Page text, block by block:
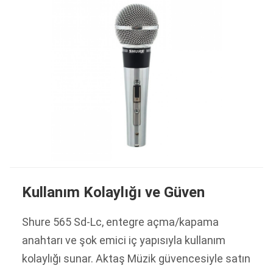
Kullanım Kolaylığı ve Güven
Shure 565 Sd-Lc, entegre açma/kapama
anahtarı ve şok emici iç yapısıyla kullanım
kolaylığı sunar. Aktaş Müzik güvencesiyle satın